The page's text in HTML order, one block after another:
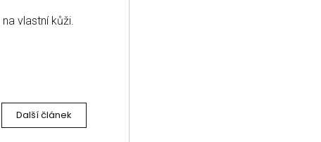
vlastní kůži.
Další článek